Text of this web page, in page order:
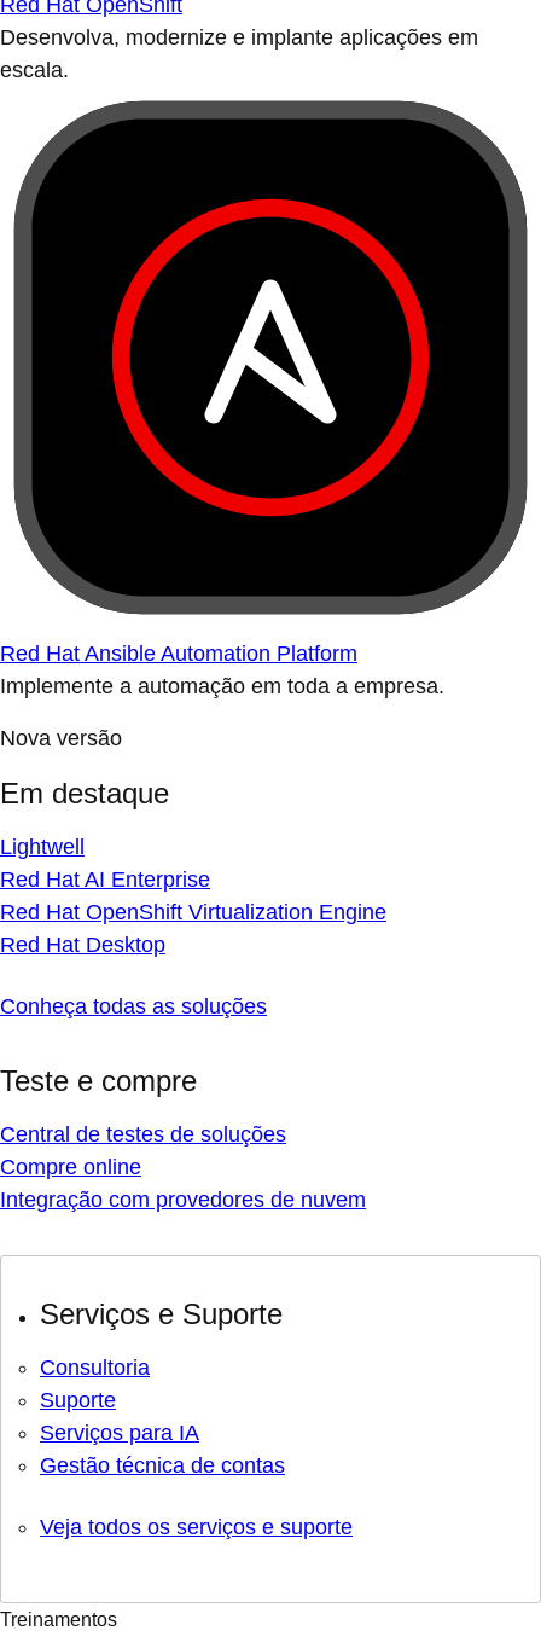
Red Hat OpenShift
Desenvolva, modernize e implante aplicações em
escala.
Red Hat Ansible Automation Platform
Implemente a automação em toda a empresa.
Nova versão
Em destaque
Lightwell
Red Hat AI Enterprise
Red Hat OpenShift Virtualization Engine
Red Hat Desktop
Conheça todas as soluções
Teste e compre
Central de testes de soluções
Compre online
Integração com provedores de nuvem
Serviços e Suporte
Consultoria
Suporte
Serviços para IA
Gestão técnica de contas
Veja todos os serviços e suporte
Treinamentos